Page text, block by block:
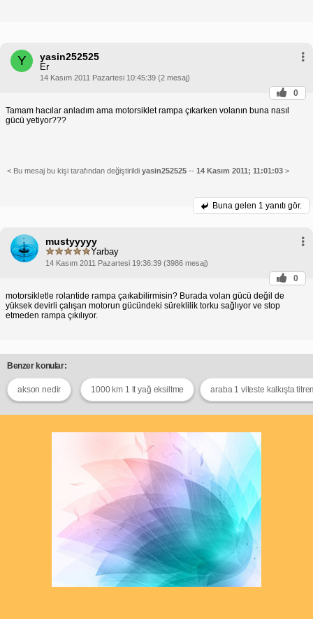
Y yasin252525
Er
14 Kasım 2011 Pazartesi 10:45:39 (2 mesaj)
0
Tamam hacılar anladım ama motorsiklet rampa çıkarken volanın buna nasıl
gücü yetiyor???
< Bu mesaj bu kişi tarafından değiştirildi yasin252525 -- 14 Kasım 2011; 11:01:03 >
Buna gelen 1 yanıtı gör.
mustyyyyy
Yarbay
14 Kasım 2011 Pazartesi 19:36:39 (3986 mesaj)
0
motorsikletle rolantide rampa çaıkabilirmisin? Burada volan gücü değil de
yüksek devirli çalışan motorun gücündeki süreklilik torku sağlıyor ve stop
etmeden rampa çıkılıyor.
Benzer konular:
akson nedir 1000 km 1 lt yağ eksiltme araba 1 viteste kalkışta